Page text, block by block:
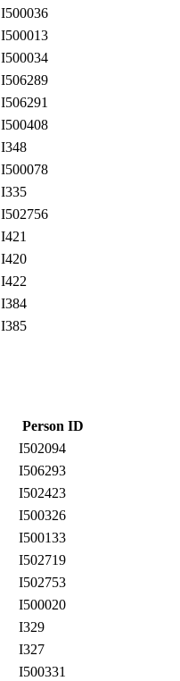
I500036
I500013
I500034
I506289
I506291
I500408
I348
I500078
I335
I502756
I421
I420
I422
I384
I385
Person ID
I502094
I506293
I502423
I500326
I500133
I502719
I502753
I500020
I329
I327
I500331